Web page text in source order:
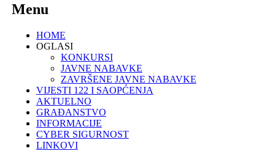
Menu
HOME
OGLASI
KONKURSI
JAVNE NABAVKE
ZAVRŠENE JAVNE NABAVKE
VIJESTI 122 I SAOPĆENJA
AKTUELNO
GRAĐANSTVO
INFORMACIJE
CYBER SIGURNOST
LINKOVI